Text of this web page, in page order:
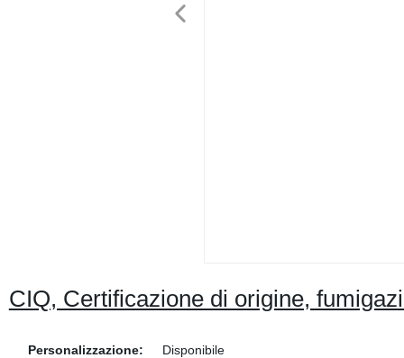
CIQ, Certificazione di origine,
Personalizzazione:
Disponibile